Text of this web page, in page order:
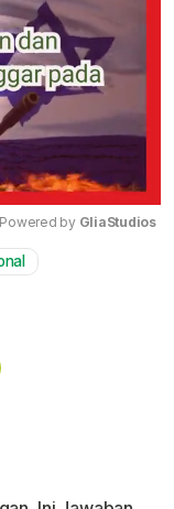
Powered by GliaStudios